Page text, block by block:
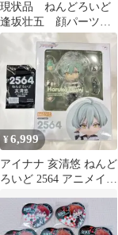
現状品 ねんどろいど
逢坂壮五 顔パーツ
フェイスパーツ 通常
顔 微笑み顔 笑顔
アイドリッシュセブ
ン 紫目 男の子 写
真にあるもののみバラ
売り不可
¥6,999
アイナナ 亥清悠 ねんど
ろいど 2564 アニメイト